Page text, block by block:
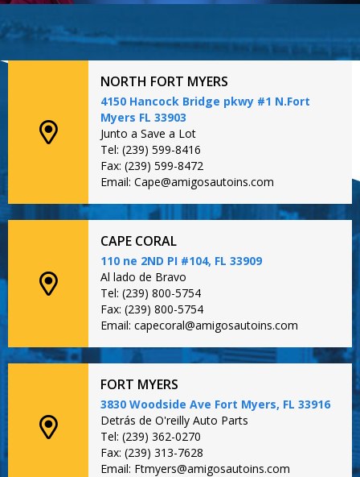
NORTH FORT MYERS
4150 Hancock Bridge pkwy #1 N.Fort
Myers FL 33903
Junto a Save a Lot
Tel: (239) 599-8416
Fax: (239) 599-8472
Email: Cape@amigosautoins.com
CAPE CORAL
110 ne 2ND PI #104, FL 33909
Al lado de Bravo
Tel: (239) 800-5754
Fax: (239) 800-5754
Email: capecoral@amigosautoins.com
FORT MYERS
3830 Woodside Ave Fort Myers, FL 33916
Detrás de O'reilly Auto Parts
Tel: (239) 362-0270
Fax: (239) 313-7628
Email: Ftmyers@amigosautoins.com